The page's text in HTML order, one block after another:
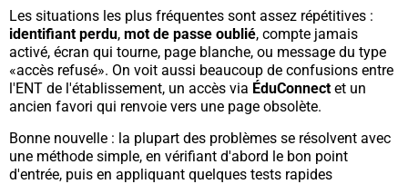
Les situations les plus fréquentes sont assez répétitives :
identifiant perdu, mot de passe oublié, compte jamais
activé, écran qui tourne, page blanche, ou message du type
«accès refusé». On voit aussi beaucoup de confusions entre
l'ENT de l'établissement, un accès via ÉduConnect et un
ancien favori qui renvoie vers une page obsolète.
Bonne nouvelle : la plupart des problèmes se résolvent avec
une méthode simple, en vérifiant d'abord le bon point
d'entrée, puis en appliquant quelques tests rapides